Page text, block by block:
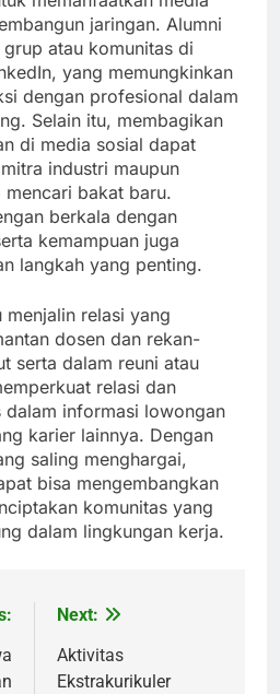
jaringan. Alumni
atau komunitas di
yang memungkinkan
dengan profesional dalam
Selain itu, membagikan
di media sosial dapat
industri maupun
bakat baru.
berkala dengan
kemampuan juga
langkah yang penting.
menjalin relasi yang
dosen dan rekan-
serta dalam reuni atau
relasi dan
dalam informasi lowongan
karier lainnya. Dengan
saling menghargai,
bisa mengembangkan
komunitas yang
dalam lingkungan kerja.
Next:
Aktivitas
Ekstrakurikuler